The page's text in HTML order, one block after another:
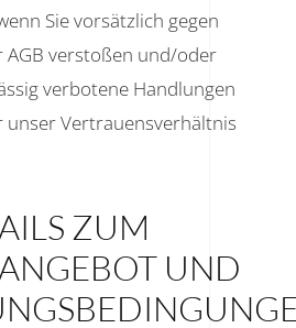
Sie vorsätzlich gegen
AGB verstoßen und/oder
verbotene Handlungen
unser Vertrauensverhältnis
ZUM
UND